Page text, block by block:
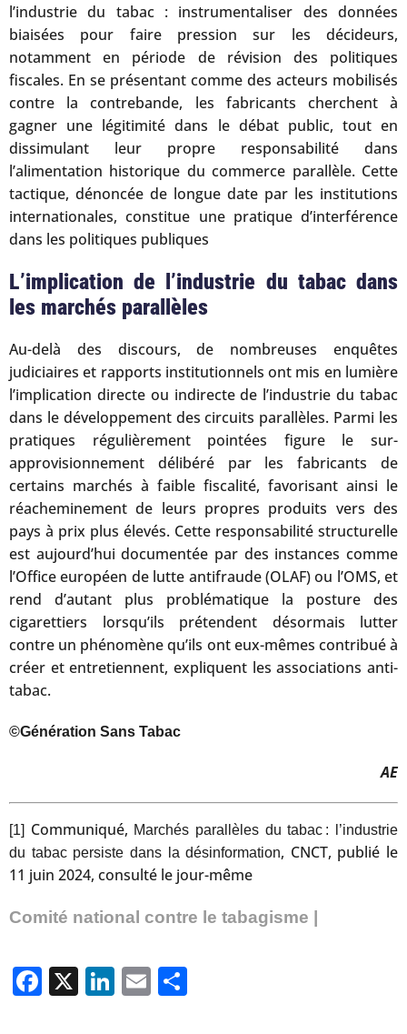
l’industrie du tabac : instrumentaliser des données
biaisées pour faire pression sur les décideurs,
notamment en période de révision des politiques
fiscales. En se présentant comme des acteurs mobilisés
contre la contrebande, les fabricants cherchent à
gagner une légitimité dans le débat public, tout en
dissimulant leur propre responsabilité dans
l’alimentation historique du commerce parallèle. Cette
tactique, dénoncée de longue date par les institutions
internationales, constitue une pratique d’interférence
dans les politiques publiques
L’implication de l’industrie du tabac dans
les marchés parallèles
Au-delà des discours, de nombreuses enquêtes
judiciaires et rapports institutionnels ont mis en lumière
l’implication directe ou indirecte de l’industrie du tabac
dans le développement des circuits parallèles. Parmi les
pratiques régulièrement pointées figure le sur-
approvisionnement délibéré par les fabricants de
certains marchés à faible fiscalité, favorisant ainsi le
réacheminement de leurs propres produits vers des
pays à prix plus élevés. Cette responsabilité structurelle
est aujourd’hui documentée par des instances comme
l’Office européen de lutte antifraude (OLAF) ou l’OMS, et
rend d’autant plus problématique la posture des
cigarettiers lorsqu’ils prétendent désormais lutter
contre un phénomène qu’ils ont eux-mêmes contribué à
créer et entretiennent, expliquent les associations anti-
tabac.
©Génération Sans Tabac
AE
[1] Communiqué, Marchés parallèles du tabac : l’industrie
du tabac persiste dans la désinformation, CNCT, publié le
11 juin 2024, consulté le jour-même
Comité national contre le tabagisme |
Facebook
X LinkedIn
Email